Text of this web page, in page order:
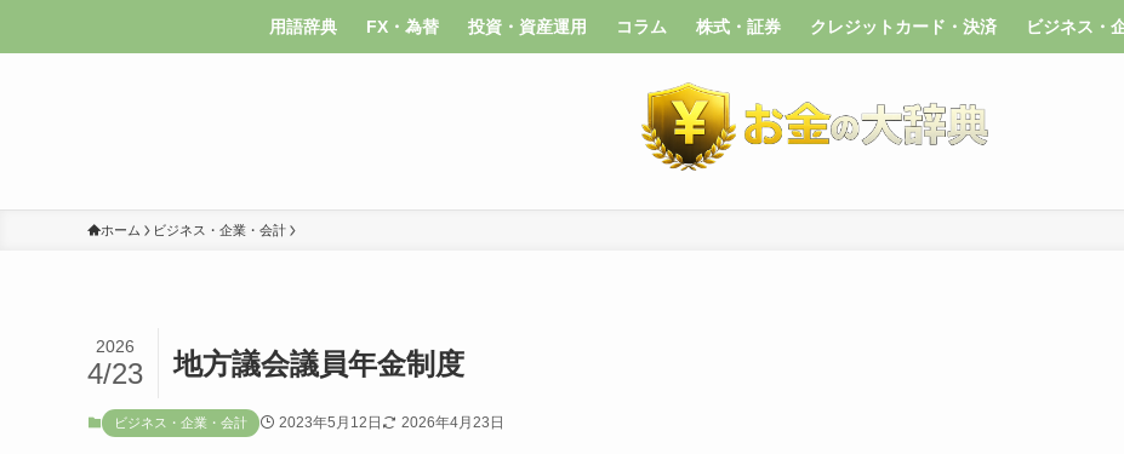
用語辞典 FX・為替 投資・資産運用 コラム 株式・証券 クレジットカード・決済 ビジネス・
ホーム ビジネス・企業・会計
地方議会議員年金制度
2026
4/23
ビジネス・企業・会計 2023年5月12日 2026年4月23日